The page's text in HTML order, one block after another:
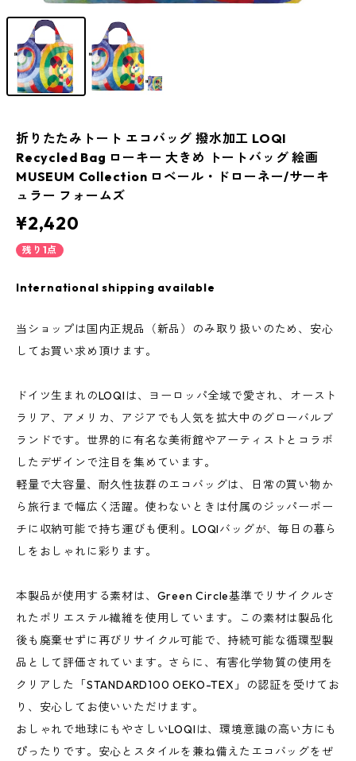
折りたたみトート エコバッグ 撥水加工 LOQI
Recycled Bag ローキー 大きめ トートバッグ 絵画
MUSEUM Collection ロベール・ドローネー/サーキ
ュラー フォームズ
¥2,420
残り1点
International shipping available
当ショップは国内正規品（新品）のみ取り扱いのため、安心
してお買い求め頂けます。
ドイツ生まれのLOQIは、ヨーロッパ全域で愛され、オースト
ラリア、アメリカ、アジアでも人気を拡大中のグローバルブ
ランドです。世界的に有名な美術館やアーティストとコラボ
したデザインで注目を集めています。
軽量で大容量、耐久性抜群のエコバッグは、日常の買い物か
ら旅行まで幅広く活躍。使わないときは付属のジッパーポー
チに収納可能で持ち運びも便利。LOQIバッグが、毎日の暮ら
しをおしゃれに彩ります。
本製品が使用する素材は、Green Circle基準でリサイクルさ
れたポリエステル繊維を使用しています。この素材は製品化
後も廃棄せずに再びリサイクル可能で、持続可能な循環型製
品として評価されています。さらに、有害化学物質の使用を
クリアした「STANDARD100 OEKO-TEX」の認証を受けてお
り、安心してお使いいただけます。
おしゃれで地球にもやさしいLOQIは、環境意識の高い方にも
ぴったりです。安心とスタイルを兼ね備えたエコバッグをぜ